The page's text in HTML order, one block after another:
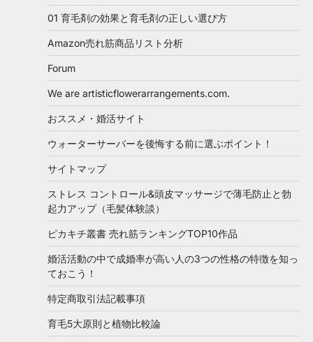
01 育毛剤の効果と育毛剤の正しい選び方
Amazon売れ筋商品リスト分析
Forum
We are artisticflowerarrangements.com.
おススメ・婚活サイト
ウォーターサーバーを後悔する前に選ぶポイント！
サイトマップ
ストレス コントロール&頭皮マッサージで薄毛防止と勃
起力アップ（毛髪体験談）
ピカキチ叢書 売れ筋ランキングTOP10作品
婚活活動の中で成婚率が高い人の3つの性格の特徴を知っ
ておこう！
特定商取引法記載事項
育毛5大原則と植物比較論